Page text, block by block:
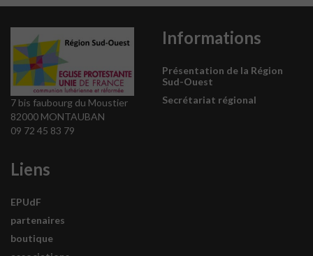
7 bis faubourg du Moustier
82000 MONTAUBAN
09 72 45 83 79
Informations
Présentation de la Région
Sud-Ouest
Secrétariat régional
Liens
EPUdF
partenaires
boutique